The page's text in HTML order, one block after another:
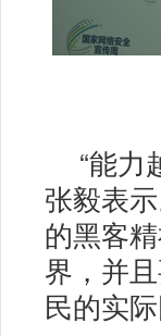
“能力
张毅表
的黑客
界，并
民的实际